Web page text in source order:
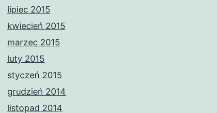
lipiec 2015
kwiecień 2015
marzec 2015
luty 2015
styczeń 2015
grudzień 2014
listopad 2014